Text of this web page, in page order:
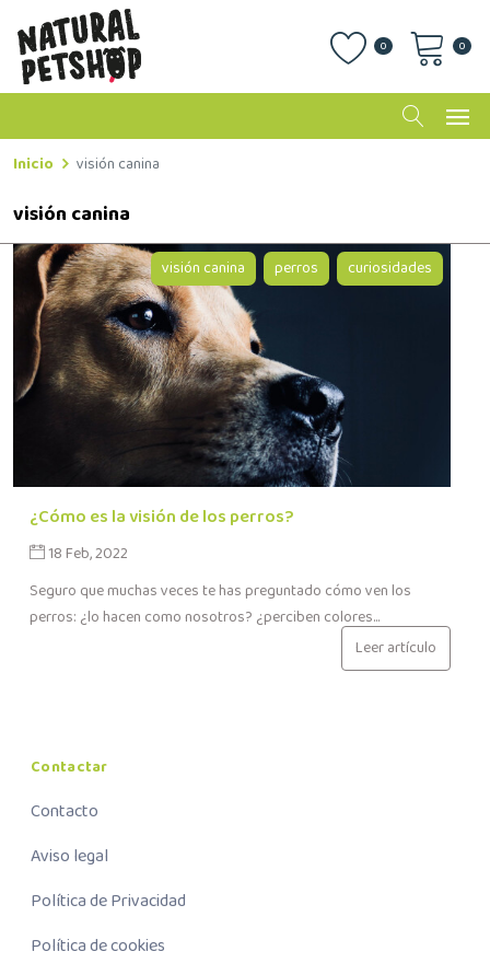
0 0
Inicio visión canina
visión canina
curiosidades
perros
visión canina
¿Cómo es la visión de los perros?
18 Feb, 2022
Seguro que muchas veces te has preguntado cómo ven los
perros: ¿lo hacen como nosotros? ¿perciben colores...
Leer artículo
Contactar
Contacto
Aviso legal
Política de Privacidad
Política de cookies